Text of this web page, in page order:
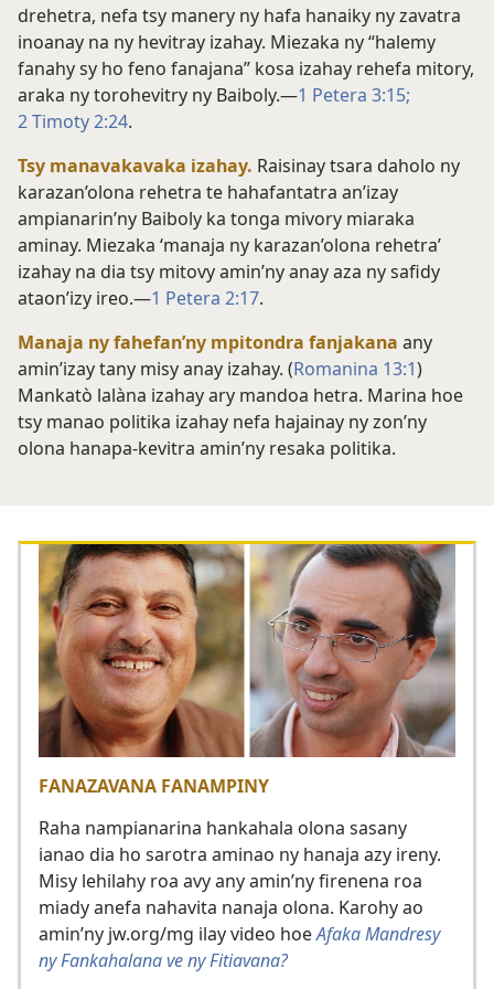
drehetra, nefa tsy manery ny hafa hanaiky ny zavatra
inoanay na ny hevitray izahay. Miezaka ny “halemy
fanahy sy ho feno fanajana” kosa izahay rehefa mitory,
araka ny torohevitry ny Baiboly.​—1 Petera 3:15;
2 Timoty 2:24.
Tsy manavakavaka izahay. Raisinay tsara daholo ny
karazan’olona rehetra te hahafantatra an’izay
ampianarin’ny Baiboly ka tonga mivory miaraka
aminay. Miezaka ‘manaja ny karazan’olona rehetra’
izahay na dia tsy mitovy amin’ny anay aza ny safidy
ataon’izy ireo.​—1 Petera 2:17.
Manaja ny fahefan’ny mpitondra fanjakana any
amin’izay tany misy anay izahay. (Romanina 13:1)
Mankatò lalàna izahay ary mandoa hetra. Marina hoe
tsy manao politika izahay nefa hajainay ny zon’ny
olona hanapa-kevitra amin’ny resaka politika.
FANAZAVANA FANAMPINY
Raha nampianarina hankahala olona sasany
ianao dia ho sarotra aminao ny hanaja azy ireny.
Misy lehilahy roa avy any amin’ny firenena roa
miady anefa nahavita nanaja olona. Karohy ao
amin’ny jw.org/mg ilay video hoeAfaka Mandresy
ny Fankahalana ve ny Fitiavana?